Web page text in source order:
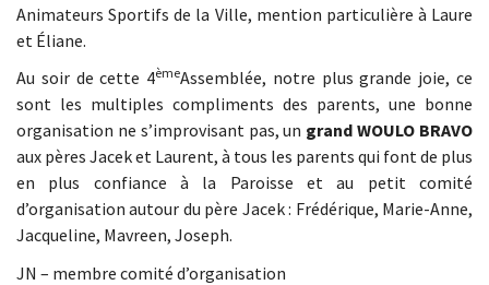
Animateurs Sportifs de la Ville, mention particulière à Laure
et Éliane.
Au soir de cette 4èmeAssemblée, notre plus grande joie, ce
sont les multiples compliments des parents, une bonne
organisation ne s’improvisant pas, un grand WOULO BRAVO
aux pères Jacek et Laurent, à tous les parents qui font de plus
en plus confiance à la Paroisse et au petit comité
d’organisation autour du père Jacek : Frédérique, Marie-Anne,
Jacqueline, Mavreen, Joseph.
JN – membre comité d’organisation